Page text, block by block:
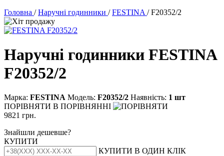
Головна /Наручні годинники /FESTINA / F20352/2
Наручні годинники FESTINA
F20352/2
Марка: FESTINA Модель: F20352/2 Наявність: 1 шт
ПОРІВНЯТИ В ПОРІВНЯННІ
9821 грн.
Знайшли дешевше?
КУПИТИ
КУПИТИ В ОДИН КЛІК